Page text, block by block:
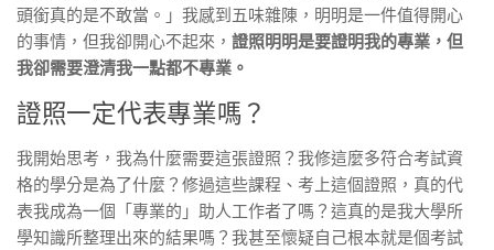
頭銜真的是不敢當。」我感到五味雜陳，明明是一件值得開心
的事情，但我卻開心不起來， 證照明明是要證明我的專業，但
我卻需要澄清我一點都不專業。
證照一定代表專業嗎？
我開始思考，我為什麼需要這張證照？我修這麼多符合考試資
格的學分是為了什麼？修過這些課程、考上這個證照，真的代
表我成為一個「專業的」助人工作者了嗎？這真的是我大學所
學知識所整理出來的結果嗎？我甚至懷疑自己根本就是個考試